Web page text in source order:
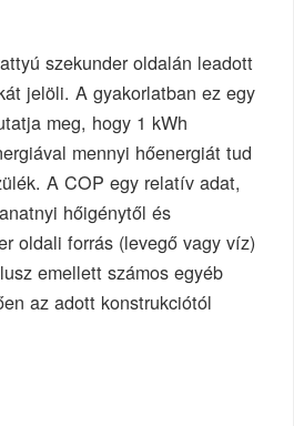
szekunder oldalán leadott
jelöli. A gyakorlatban ez egy
meg, hogy 1 kWh
mennyi hőenergiát tud
A COP egy relatív adat,
hőigénytől és
oldali forrás (levegő vagy víz)
emellett számos egyéb
az adott konstrukciótól